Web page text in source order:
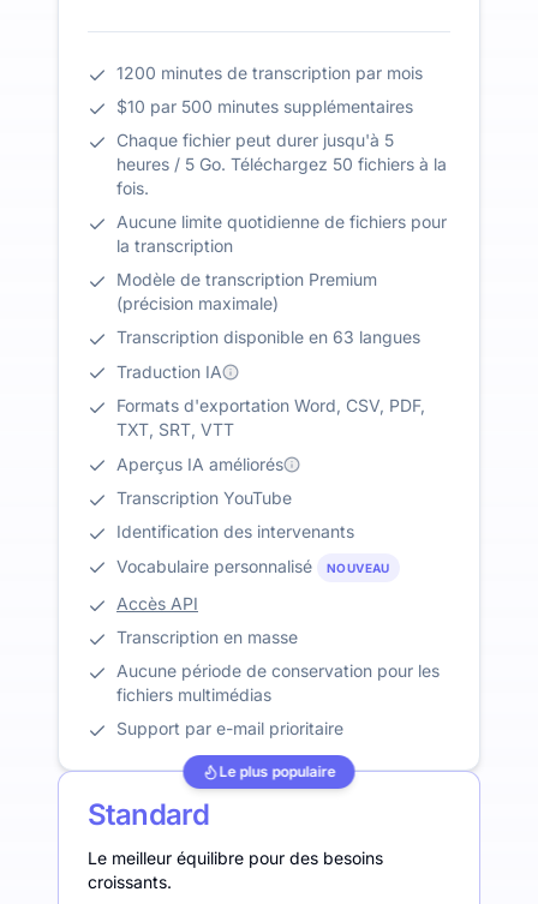
1200 minutes de transcription par mois
$10 par 500 minutes supplémentaires
Chaque fichier peut durer jusqu'à 5
heures / 5 Go. Téléchargez 50 fichiers à la
fois.
Aucune limite quotidienne de fichiers pour
la transcription
Modèle de transcription Premium
(précision maximale)
Transcription disponible en 63 langues
Traduction IA
Formats d'exportation Word, CSV, PDF,
TXT, SRT, VTT
Aperçus IA améliorés
Transcription YouTube
Identification des intervenants
Vocabulaire personnalisé
NOUVEAU
Accès API
Transcription en masse
Aucune période de conservation pour les
fichiers multimédias
Support par e-mail prioritaire
Le plus populaire
Standard
Le meilleur équilibre pour des besoins
croissants.